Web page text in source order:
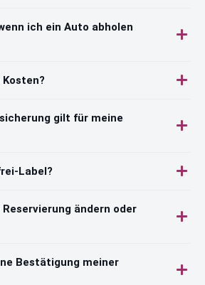
ich ein Auto abholen
gilt für meine
Label?
ändern oder
Bestätigung meiner